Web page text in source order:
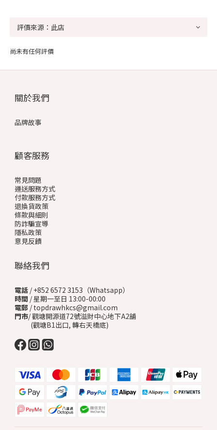
尚未有任何評價
關於我們
品牌故事
顧客服務
常見問題
運送服務方式
付款服務方式
退換貨政策
條款與細則
防詐騙宣導
隱私政策
意見反饋
聯絡我們
電話 / +852 6572 3153（Whatsapp）
時間 / 星期一至日 13:00-00:00
電郵 / topdrawhkcs@gmail.com
門市/ 觀塘開源道72號溢財中心地下A2舖
(觀塘B1出口, 轉右天橋底)